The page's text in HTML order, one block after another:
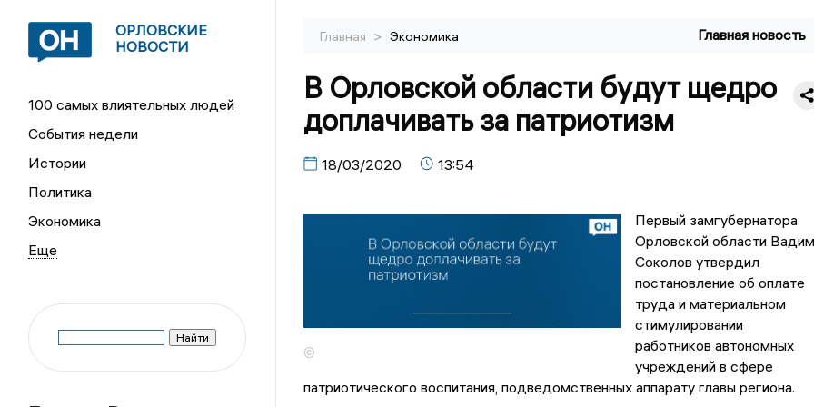
ОРЛОВСКИЕ
НОВОСТИ
100 самых влиятельных людей
События недели
Истории
Политика
Экономика
Главная > Экономика Главная новость
В Орловской области будут щедро
доплачивать за патриотизм
18/03/2020 13:54
©
Первый замгубернатора
Орловской области Вадим
Соколов утвердил
постановление об оплате
труда и материальном
стимулировании
работников автономных
учреждений в сфере
патриотического воспитания, подведомственных аппарату главы региона.